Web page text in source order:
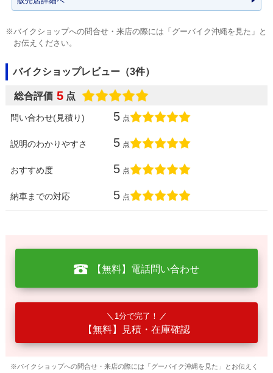
※バイクショップへの問合せ・来店の際には「グーバイク沖縄を見た」と
お伝えください。
バイクショップレビュー（3件）
総合評価 5 点
問い合わせ(見積り) 5 点
説明のわかりやすさ 5 点
おすすめ度 5 点
納車までの対応 5 点
【無料】電話問い合わせ
1分で完了！
【無料】見積・在庫確認
※バイクショップへの問合せ・来店の際には「グーバイク沖縄を見た」とお伝えく